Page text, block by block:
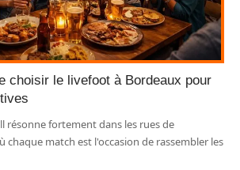
choisir le livefoot à Bordeaux pour
résonne fortement dans les rues de
chaque match est l'occasion de rassembler les